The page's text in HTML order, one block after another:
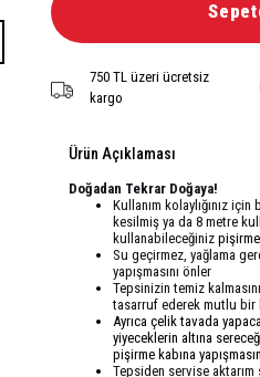
750 TL üzeri ücretsiz
kargo
Ürün Açıklaması
Doğadan Tekrar Doğaya!
Kullanım kolaylığınız
kesilmiş ya da 8 metre
kullanabileceğiniz pişirme
Su geçirmez, yağlama
yapışmasını önler
Tepsinizin temiz
tasarruf ederek mutlu bir
Ayrıca çelik tavada
yiyeceklerin altına
pişirme kabına
Tepsiden servise aktarım